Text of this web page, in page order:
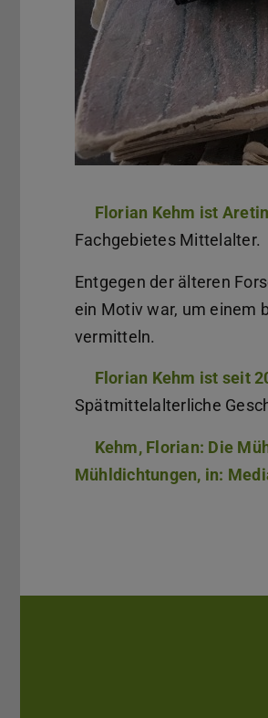
Florian Kehm ist
Fachgebietes Mittelalter.
Entgegen der älteren
ein Motiv war, um einem
vermitteln.
Florian Kehm ist seit
Spätmittelalterliche
Kehm, Florian: Die
Mühldichtungen, in: